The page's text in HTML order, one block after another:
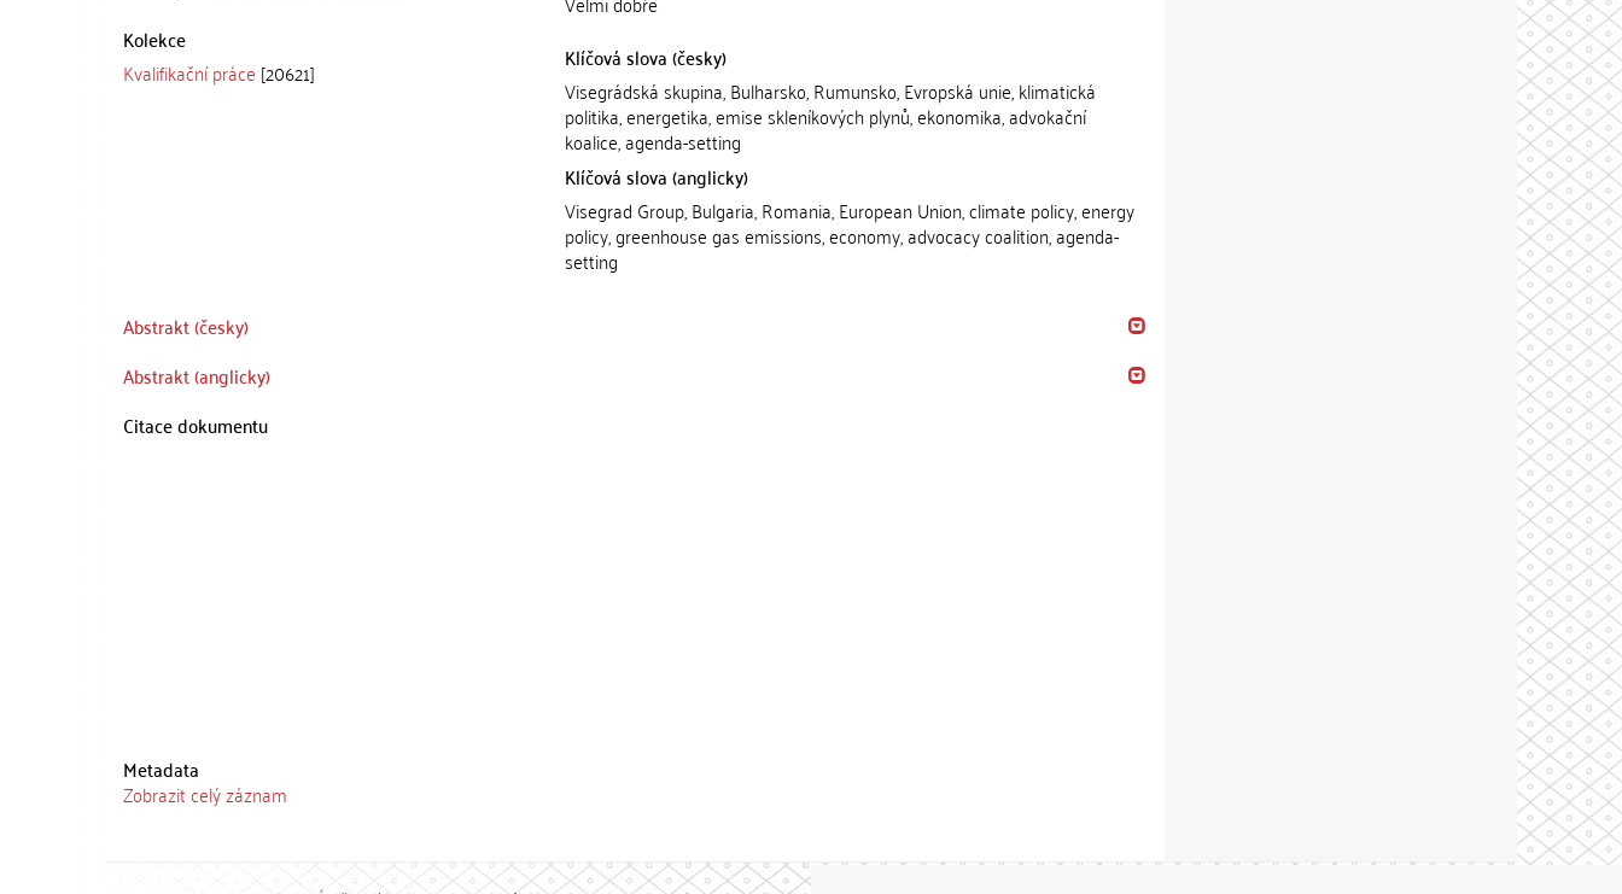
Kolekce
Kvalifikační práce [20621]
Klíčová slova (česky)
Visegrádská skupina, Bulharsko, Rumunsko, Evropská unie, klimatická
politika, energetika, emise skleníkových plynů, ekonomika, advokační
koalice, agenda-setting
Klíčová slova (anglicky)
Visegrad Group, Bulgaria, Romania, European Union, climate policy, energy
policy, greenhouse gas emissions, economy, advocacy coalition, agenda-
setting
Abstrakt (česky)
Abstrakt (anglicky)
Citace dokumentu
Metadata
Zobrazit celý záznam